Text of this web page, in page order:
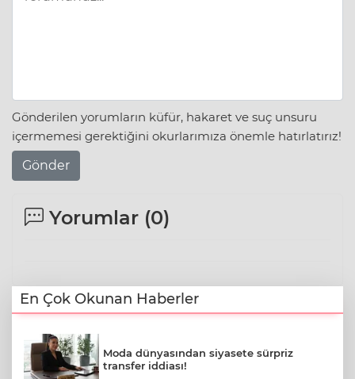
Gönderilen yorumların küfür, hakaret ve suç unsuru
içermemesi gerektiğini okurlarımıza önemle hatırlatırız!
Gönder
Yorumlar (0)
En Çok Okunan Haberler
Moda dünyasından siyasete sürpriz
transfer iddiası!